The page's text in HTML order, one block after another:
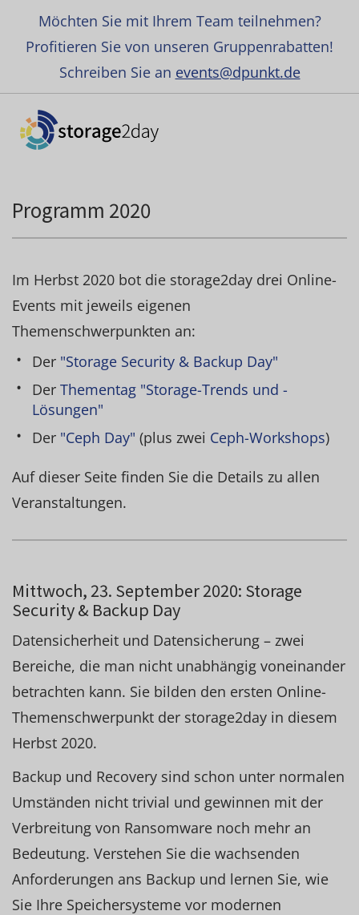
Möchten Sie mit Ihrem Team teilnehmen?
Profitieren Sie von unseren Gruppenrabatten!
Schreiben Sie an events@dpunkt.de
Programm 2020
Im Herbst 2020 bot die storage2day drei Online-
Events mit jeweils eigenen
Themenschwerpunkten an:
Der "Storage Security & Backup Day"
Der Thementag "Storage-Trends und -
Lösungen"
Der "Ceph Day" (plus zwei Ceph-Workshops)
Auf dieser Seite finden Sie die Details zu allen
Veranstaltungen.
Mittwoch, 23. September 2020: Storage
Security & Backup Day
Datensicherheit und Datensicherung – zwei
Bereiche, die man nicht unabhängig voneinander
betrachten kann. Sie bilden den ersten Online-
Themenschwerpunkt der storage2day in diesem
Herbst 2020.
Backup und Recovery sind schon unter normalen
Umständen nicht trivial und gewinnen mit der
Verbreitung von Ransomware noch mehr an
Bedeutung. Verstehen Sie die wachsenden
Anforderungen ans Backup und lernen Sie, wie
Sie Ihre Speichersysteme vor modernen